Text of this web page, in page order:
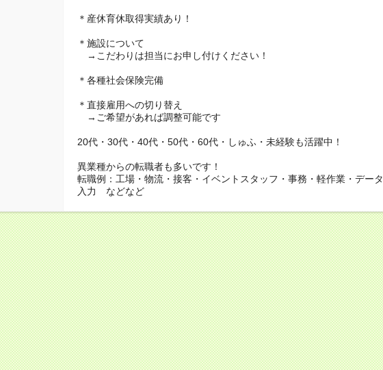
＊産休育休取得実績あり！
＊施設について
→こだわりは担当にお申し付けください！
＊各種社会保険完備
＊直接雇用への切り替え
→ご希望があれば調整可能です
20代・30代・40代・50代・60代・しゅふ・未経験も活躍中！
異業種からの転職者も多いです！
転職例：工場・物流・接客・イベントスタッフ・事務・軽作業・データ
入力 などなど